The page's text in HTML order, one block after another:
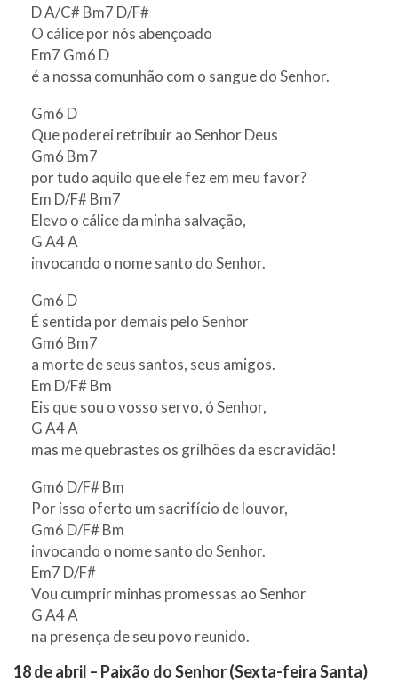
D A/C# Bm7 D/F#
O cálice por nós abençoado
Em7 Gm6 D
é a nossa comunhão com o sangue do Senhor.
Gm6 D
Que poderei retribuir ao Senhor Deus
Gm6 Bm7
por tudo aquilo que ele fez em meu favor?
Em D/F# Bm7
Elevo o cálice da minha salvação,
G A4 A
invocando o nome santo do Senhor.
Gm6 D
É sentida por demais pelo Senhor
Gm6 Bm7
a morte de seus santos, seus amigos.
Em D/F# Bm
Eis que sou o vosso servo, ó Senhor,
G A4 A
mas me quebrastes os grilhões da escravidão!
Gm6 D/F# Bm
Por isso oferto um sacrifício de louvor,
Gm6 D/F# Bm
invocando o nome santo do Senhor.
Em7 D/F#
Vou cumprir minhas promessas ao Senhor
G A4 A
na presença de seu povo reunido.
18 de abril – Paixão do Senhor (Sexta-feira Santa)